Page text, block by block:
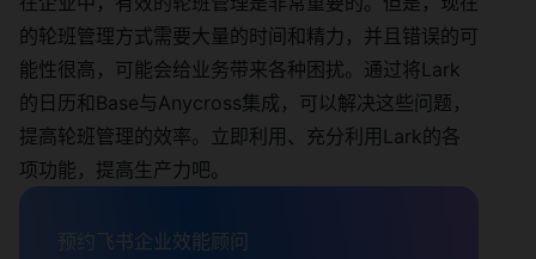
的轮班管理方式需要大量的时间和精力，并且错误的可
能性很高，可能会给业务带来各种困扰。通过将Lark
的日历和Base与Anycross集成，可以解决这些问题，
提高轮班管理的效率。立即利用、充分利用Lark的各
项功能，提高生产力吧。
预约飞书企业效能顾问